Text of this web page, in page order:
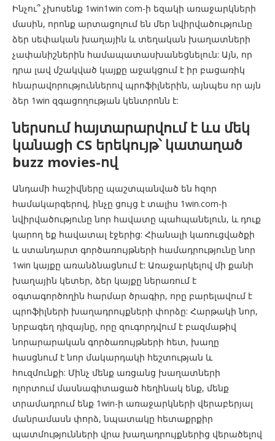
Ինչու՞ չխոսենք 1win1win com-ի եզակի առաջարկների
մասին, որոնք արտացոլում են մեր նվիրվածությունը
ձեր սեփական խաղային և տեղական խաղատների
չափանիշներին համապատասխանեցնելուն: Այն, որ
դրա լավ մշակված կայքը աջակցում է իր բացառիկ
հնարավորություններով պրոֆիլներին, այնպես որ այն
ձեր 1win զգացողության կենտրոնն է:
ներսում հայտարարվում է ևս մեկ
կանացի CS երեկույթ՝ կատաղած
buzz movies-ով
Անդամի հաշիվները պաշտպանված են հզոր
համակարգերով, ինչը ցույց է տալիս 1win.com-ի
նվիրվածությունը նոր հավատը պահպանելուն, և դուք
կարող եք հավատալ էջերից: Հիանալի կառուցվածքի
և ստանդարտ գործառույթների համադրությունը նոր
1win կայքը առանձնացնում է: Առաջարկելով մի քանի
խաղային կետեր, ձեր կայքը ներառում է
օգտագործողին հարմար ծրագիր, որը բարելավում է
պրոֆիլների խաղադրույքների փորձը: Հարթակի նոր,
նրբագեղ դիզայնը, որը զուգորդվում է բազմաթիվ
նորարարական գործառույթների հետ, խաղը
հասցնում է նոր մակարդակի հեշտության և
հուզմունքի: Մինչ մենք առցանց խաղատների
ոլորտում մասնագիտացած հեղինակ ենք, մենք
տրամադրում ենք 1win-ի առաջարկների վերաբերյալ
մանրամասն փորձ, նպատակը հետաքրքիր
պատմությունների վրա խաղադրույքներից վերածելով